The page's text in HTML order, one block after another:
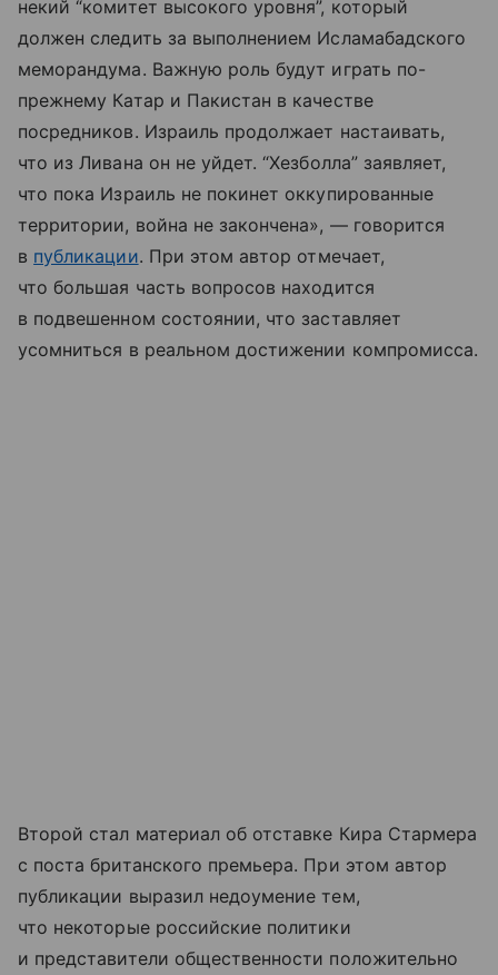
некий “комитет высокого уровня”, который
должен следить за выполнением Исламабадского
меморандума. Важную роль будут играть по-
прежнему Катар и Пакистан в качестве
посредников. Израиль продолжает настаивать,
что из Ливана он не уйдет. “Хезболла” заявляет,
что пока Израиль не покинет оккупированные
территории, война не закончена», — говорится
в публикации. При этом автор отмечает,
что большая часть вопросов находится
в подвешенном состоянии, что заставляет
усомниться в реальном достижении компромисса.
Второй стал материал об отставке Кира Стармера
с поста британского премьера. При этом автор
публикации выразил недоумение тем,
что некоторые российские политики
и представители общественности положительно